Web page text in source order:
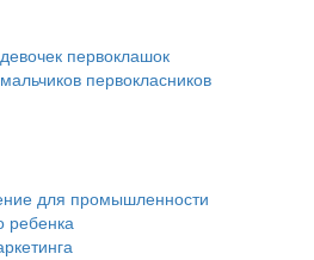
первоклашок
первокласников
для промышленности
ребенка